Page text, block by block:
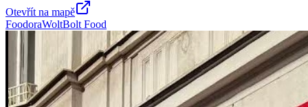
Otevřít na mapě
FoodoraWoltBolt Food